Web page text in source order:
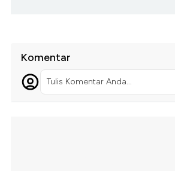
Komentar
Tulis Komentar Anda...